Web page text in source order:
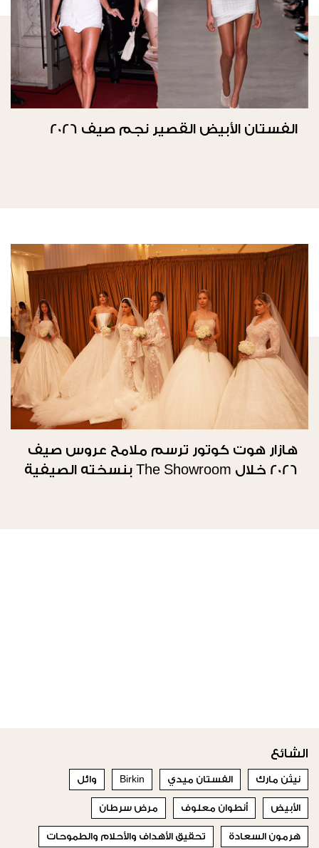
الفستان الأبيض القصير نجم صيف 2026
هازار هوت كوتور ترسم ملامح عروس صيف
2026 خلال The Showroom بنسخته الصيفية
الشائع
نيثن مارك الفستان ميدي Birkin وائل
الأبيض أنطوان معلوف مرض سرطان
هرمون السعادة تحقيق الأهداف والأحلام والطموحات